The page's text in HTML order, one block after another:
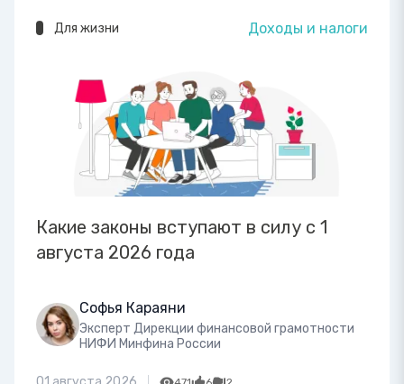
Для жизни Доходы и налоги
Какие законы вступают в силу с 1
августа 2026 года
Софья Караяни
Эксперт Дирекции финансовой грамотности
НИФИ Минфина России